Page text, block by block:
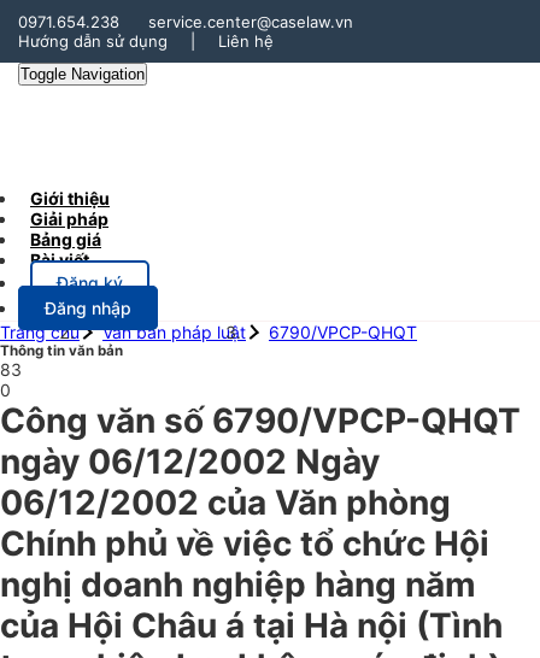
0971.654.238
service.center@caselaw.vn
Hướng dẫn sử dụng
Liên hệ
Toggle Navigation
Giới thiệu
Giải pháp
Bảng giá
Bài viết
Đăng ký
Đăng nhập
Trang chủ
Văn bản pháp luật 6790/VPCP-QHQT
Thông tin văn bản
83
0
Công văn số 6790/VPCP-QHQT
ngày 06/12/2002 Ngày
06/12/2002 của Văn phòng
Chính phủ về việc tổ chức Hội
nghị doanh nghiệp hàng năm
của Hội Châu á tại Hà nội (Tình